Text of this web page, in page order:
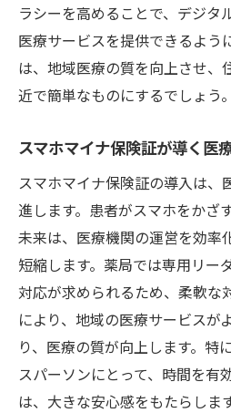
ラシーを高めることで、デジタ
医療サービスを提供できるよう
は、地域医療の質を向上させ、
近で簡単なものにするでしょう。
スマホマイナ保険証が導く医
スマホマイナ保険証の導入は、
進します。患者がスマホをかざ
未来は、医療機関の運営を効率
短縮します。薬局では専用リー
対応が求められるため、柔軟な
により、地域の医療サービスが
り、医療の質が向上します。特
スパーソンにとって、時間を有
は、大きな安心感をもたらします